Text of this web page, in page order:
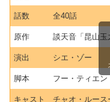
話数 全40話
原作 談天音「昆山玉
演出 シエ・ゾー
脚本 フー・ティエ
キャスト チャオ・ルー